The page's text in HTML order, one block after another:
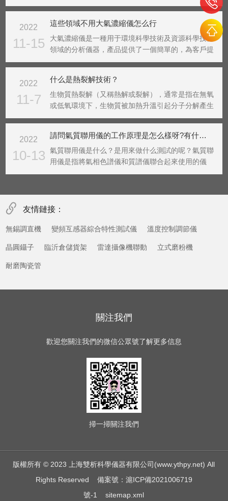
驟進行增加或減少。比如，當使用離子交換原理進行
樣品萃取時就需要增加調節萃取體系pH的步驟。步
驟：1.固相萃取柱的預處理活化：用適當的溶液對固
相萃取柱...
2022
11-15
這些領域不用大氣濃縮儀怎么行
大氣濃縮儀是一種用于環境科學技術及資源科學技術
領域的分析儀器，產品提供了一個簡單的，為客戶提
供低溫濃縮儀和無需液體制冷劑的常溫濃縮儀。基于
采樣袋，或直接連接到管道。采用了電子制冷技術，
無需液氮，...
2022
11-7
什么是熱裂解技術？
生物質熱裂解（又稱熱解或裂解），通常是指在無氧
或低氧環境下，生物質被加熱升溫引起分子分解產生
焦炭、可冷凝液體和氣體產物的過程，是生物質能的
不同，生物質熱解工藝可分為慢速、常規、快速或閃
速集中。慢...
2022
10-13
請問氣質聯用儀的工作原理是怎么樣呀?有什么用途?
氣質聯用儀是什么？是用來做什么測試的呢？氣質聯
用儀是指將氣相色譜儀和質譜儀聯合起來使用的儀
器。質譜法可以進行有效的定性分析，但對復雜有機
物是一種有效的分離分析方法，特別適合于進行有機
化合物的定量...
友情鏈接：
無錫調直機 變頻互感器綜合特性測試儀 溫度控制調節儀
晶圓鑷子 臨沂倉儲貨架 雷達攝像機聯動 立式磨粉機
耐磨陶瓷管
關注我們
歡迎您關注我們的微信公眾號了解更多信息
掃一掃關注我們
版權所有 © 2023 上海雙析科學儀器有限公司(www.ythpy.net) All
Rights Reserved 備案號：滬ICP備2021006719
號-1
sitemap.xml